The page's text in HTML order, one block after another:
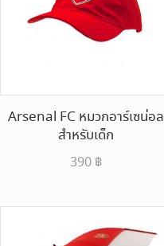
Arsenal FC หมวกอาร์เซน่อล
สำหรับเด็ก
390 ฿